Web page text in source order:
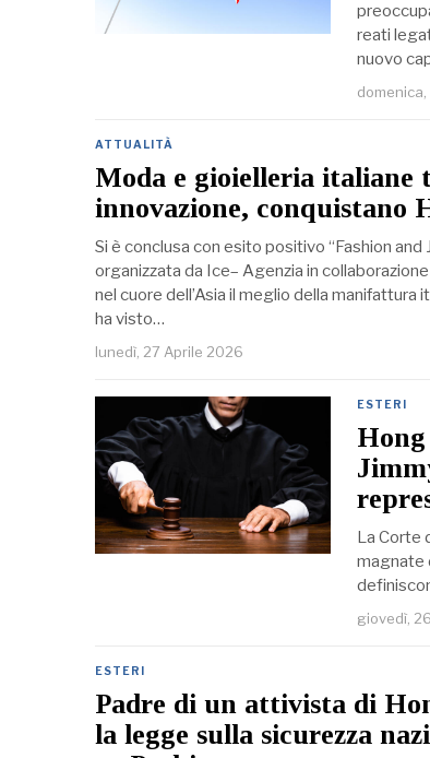
reati
nuovo
ATTUALITÀ
Moda e gioielleria italiane
innovazione, conquistano
Si è conclusa con esito positivo “Fashion
organizzata da Ice– Agenzia in
nel cuore dell’Asia il meglio della manifattura
ha visto…
lunedì, 27 Aprile 2026
ESTERI
La Corte
magnate
giovedì,
ESTERI
Padre di un attivista di
la legge sulla sicurezza